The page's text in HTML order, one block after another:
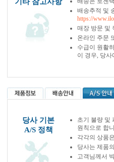
배송추적 및
https://
매장 방문 및
온라인 주문
수급이 원활
이 경우, 당
당사 기본
A/S 정책
초기 불량 및
원칙으로 합
각각의 상품
당사는 제품
고객님께서